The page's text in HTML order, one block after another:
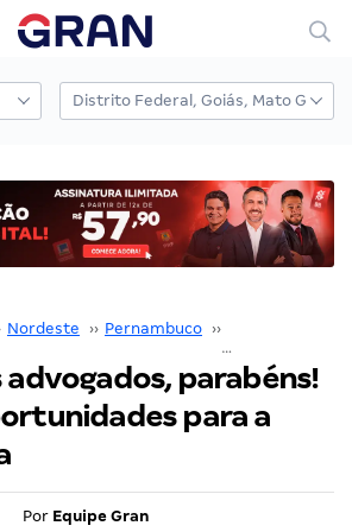
Nordeste ›› Pernambuco ››
advogados, parabéns!
para a
Por Equipe Gran